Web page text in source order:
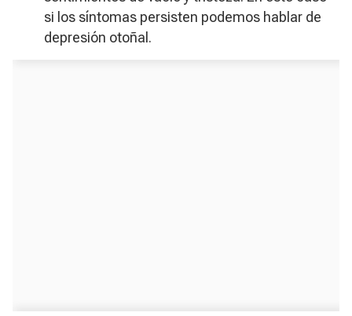
si los síntomas persisten podemos hablar de
depresión otoñal.